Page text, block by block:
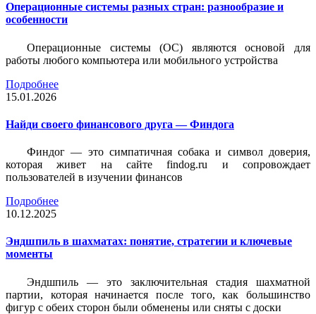
Операционные системы разных стран: разнообразие и
особенности
Операционные системы (ОС) являются основой для
работы любого компьютера или мобильного устройства
Подробнее
15.01.2026
Найди своего финансового друга — Финдога
Финдог — это симпатичная собака и символ доверия,
которая живет на сайте findog.ru и сопровождает
пользователей в изучении финансов
Подробнее
10.12.2025
Эндшпиль в шахматах: понятие, стратегии и ключевые
моменты
Эндшпиль — это заключительная стадия шахматной
партии, которая начинается после того, как большинство
фигур с обеих сторон были обменены или сняты с доски